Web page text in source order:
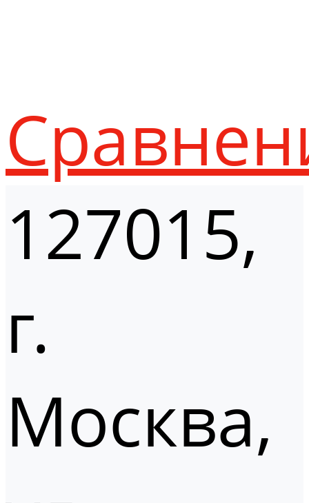
127015,
г.
Москва,